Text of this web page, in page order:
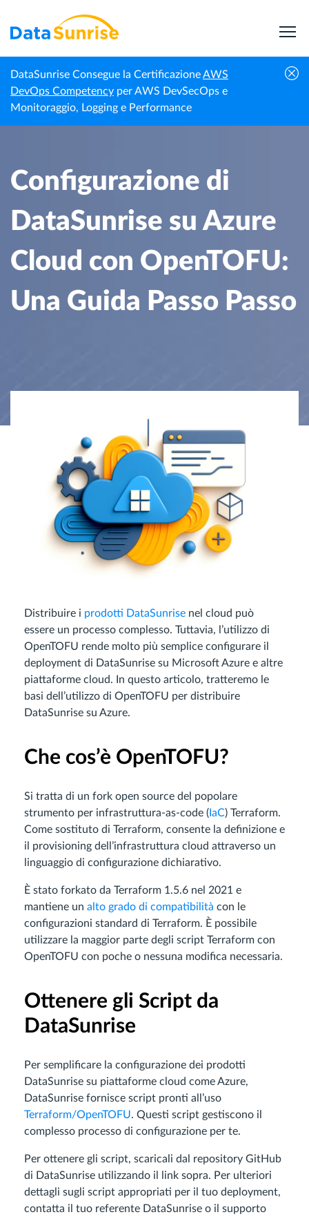
DataSunrise Consegue la CertificazioneAWS
DevOps Competency per AWS DevSecOps e
Monitoraggio, Logging e Performance
Homepage
Centro di
Conoscenza
Configurazione di DataSunrise su Azure Cloud
con OpenTOFU: Una Guida Passo Passo
Configurazione di
DataSunrise su Azure
Cloud con OpenTOFU:
Una Guida Passo Passo
Distribuire i prodotti DataSunrise nel cloud può
essere un processo complesso. Tuttavia, l’utilizzo di
OpenTOFU rende molto più semplice configurare il
deployment di DataSunrise su Microsoft Azure e altre
piattaforme cloud. In questo articolo, tratteremo le
basi dell’utilizzo di OpenTOFU per distribuire
DataSunrise su Azure.
Che cos’è OpenTOFU?
Si tratta di un fork open source del popolare
strumento per infrastruttura-as-code ( IaC) Terraform.
Come sostituto di Terraform, consente la definizione e
il provisioning dell’infrastruttura cloud attraverso un
linguaggio di configurazione dichiarativo.
È stato forkato da Terraform 1.5.6 nel 2021 e
mantiene un alto grado di compatibilità con le
configurazioni standard di Terraform. È possibile
utilizzare la maggior parte degli script Terraform con
OpenTOFU con poche o nessuna modifica necessaria.
Ottenere gli Script da
DataSunrise
Per semplificare la configurazione dei prodotti
DataSunrise su piattaforme cloud come Azure,
DataSunrise fornisce script pronti all’uso
Terraform/OpenTOFU. Questi script gestiscono il
complesso processo di configurazione per te.
Per ottenere gli script, scaricali dal repository GitHub
di DataSunrise utilizzando il link sopra. Per ulteriori
dettagli sugli script appropriati per il tuo deployment,
contatta il tuo referente DataSunrise o il supporto